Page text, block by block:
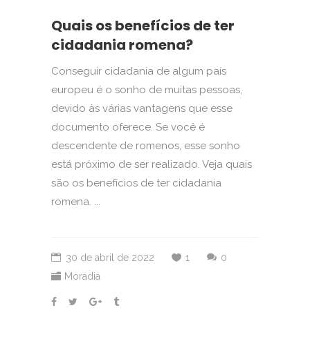
Quais os benefícios de ter
cidadania romena?
Conseguir cidadania de algum país
europeu é o sonho de muitas pessoas,
devido às várias vantagens que esse
documento oferece. Se você é
descendente de romenos, esse sonho
está próximo de ser realizado. Veja quais
são os benefícios de ter cidadania
romena. ...
30 de abril de 2022 1
0
Moradia